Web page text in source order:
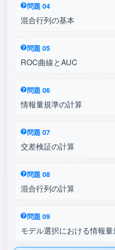
問題 04
混合行列の基本
問題 05
ROC曲線とAUC
問題 06
情報量規準の計算
問題 07
交差検証の計算
問題 08
混合行列の計算
問題 09
モデル選択における情報